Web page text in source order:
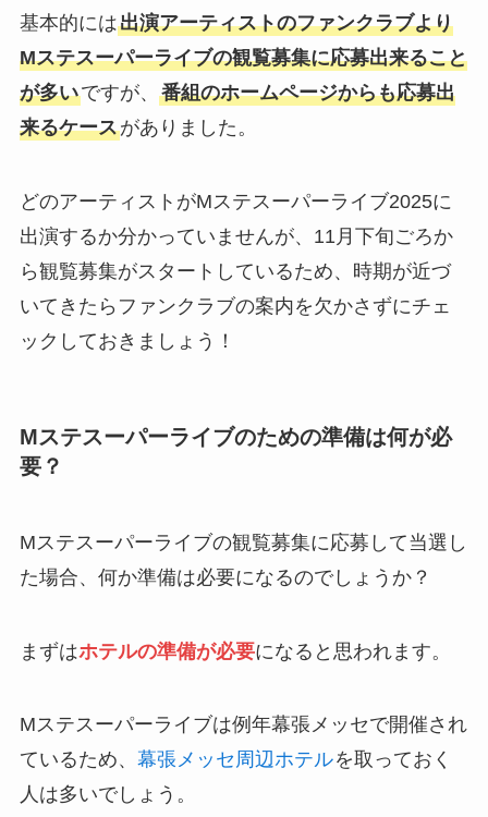
基本的には出演アーティストのファンクラブより
Mステスーパーライブの観覧募集に応募出来ること
が多いですが、 番組のホームページからも応募出
来るケースがありました。
どのアーティストがMステスーパーライブ2025に
出演するか分かっていませんが、11月下旬ごろか
ら観覧募集がスタートしているため、時期が近づ
いてきたらファンクラブの案内を欠かさずにチェ
ックしておきましょう！
Mステスーパーライブのための準備は何が必
要？
Mステスーパーライブの観覧募集に応募して当選し
た場合、何か準備は必要になるのでしょうか？
まずはホテルの準備が必要になると思われます。
Mステスーパーライブは例年幕張メッセで開催され
ているため、 幕張メッセ周辺ホテルを取っておく
人は多いでしょう。